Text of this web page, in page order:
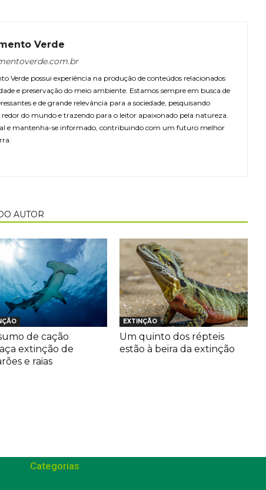
Verde
Verde possui experiência na produção de conteúdos relacionados
e preservação do meio ambiente. Estamos sempre em busca de
e de grande relevância para a sociedade, pesquisando
redor do mundo e trazendo para o leitor apaixonado pela natureza.
e mantenha-se informado, contribuindo com um futuro melhor
AUTOR
de cação
extinção de
e raias
EXTINÇÃO
Um quinto dos répteis
estão à beira da extinção
Categorias